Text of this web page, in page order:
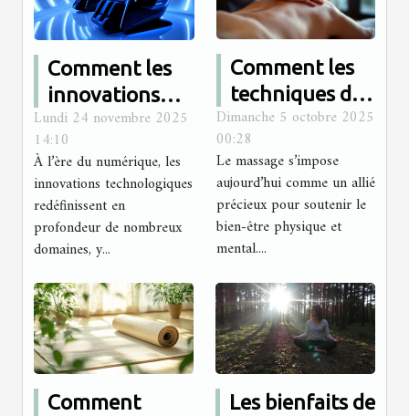
Comment les
innovations
technologiques
transforment-
elles le secteur
des massages ?
Lundi 24 novembre 2025
14:10
À l’ère du numérique, les
innovations technologiques
redéfinissent en
profondeur de nombreux
domaines, y...
Comment les
techniques de
massage
avancées
favorisent-
elles le bien-
être ?
Dimanche 5 octobre 2025
00:28
Le massage s’impose
aujourd’hui comme un allié
précieux pour soutenir le
bien-être physique et
mental....
Comment
Les bienfaits de